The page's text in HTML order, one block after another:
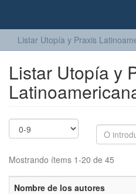
Listar Utopía y Praxis
Listar Utopía y
Mostrando ítems 1-20 de 45
Nombre de los autores